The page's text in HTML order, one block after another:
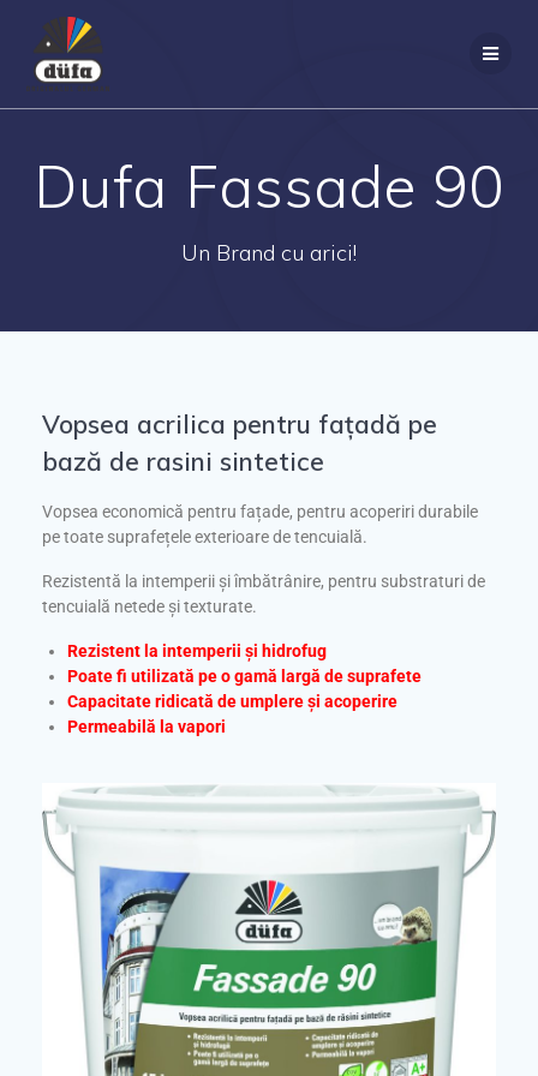
Dufa Fassade 90
Un Brand cu arici!
Vopsea acrilica pentru fațadă pe
bază de rasini sintetice
Vopsea economică pentru fațade, pentru acoperiri durabile
pe toate suprafețele exterioare de tencuială.
Rezistentă la intemperii și îmbătrânire, pentru substraturi de
tencuială netede și texturate.
Rezistent la intemperii și hidrofug
Poate fi utilizată pe o gamă largă de suprafete
Capacitate ridicată de umplere și acoperire
Permeabilă la vapori